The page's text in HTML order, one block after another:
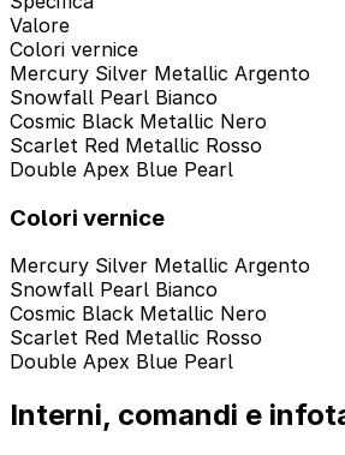
Valore
Colori vernice
Mercury Silver Metallic Argento
Snowfall Pearl Bianco
Cosmic Black Metallic Nero
Scarlet Red Metallic Rosso
Double Apex Blue Pearl
Colori vernice
Mercury Silver Metallic Argento
Snowfall Pearl Bianco
Cosmic Black Metallic Nero
Scarlet Red Metallic Rosso
Double Apex Blue Pearl
Interni, comandi e